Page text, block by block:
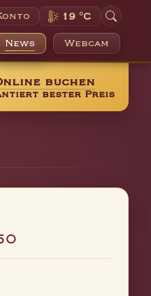
News Webcam
19 °C
buchen
bester Preis